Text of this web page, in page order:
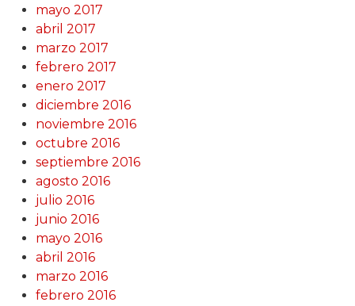
mayo 2017
abril 2017
marzo 2017
febrero 2017
enero 2017
diciembre 2016
noviembre 2016
octubre 2016
septiembre 2016
agosto 2016
julio 2016
junio 2016
mayo 2016
abril 2016
marzo 2016
febrero 2016